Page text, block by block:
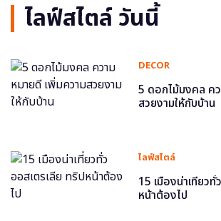
ไลฟ์สไตล์ วันนี้
DECOR
5 ดอกไม้มงคล ค
สวยงามให้กับบ้าน
ไลฟ์สไตล์
15 เมืองน่าเที่ยว
หน้าต้องไป